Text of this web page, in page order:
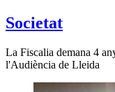
Societat
La Fiscalia demana 4
l'Audiència de Lleida